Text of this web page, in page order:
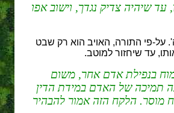
שיהיה צדיק נגדך, וישוב אפו
על-פי התורה, האויב הוא רק שבט
עד שיחזור למוטב.
בנפילת אדם אחר, משום
תמיכה של האדם במידת הדין
מוסר. הלקח הזה אמור להבהיר